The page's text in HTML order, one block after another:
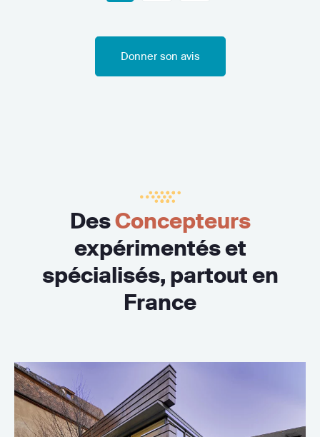
Donner son avis
DesConcepteurs
expérimentés et
spécialisés, partout en
France